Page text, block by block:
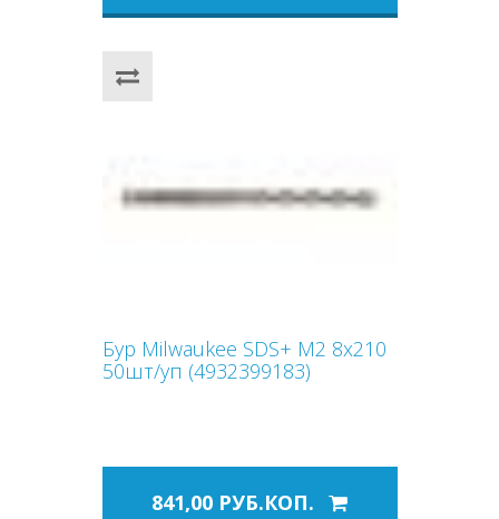
Бур Milwaukee SDS+ M2 8x210
50шт/уп (4932399183)
841,00 РУБ.КОП.